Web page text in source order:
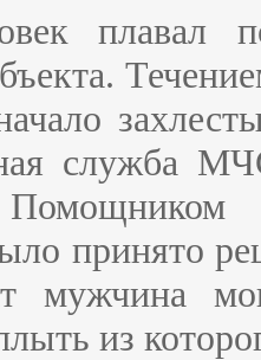
плавал
служба
принято
мужчина
из